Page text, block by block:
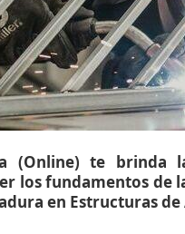
(Online) te brinda
los fundamentos de
en Estructuras